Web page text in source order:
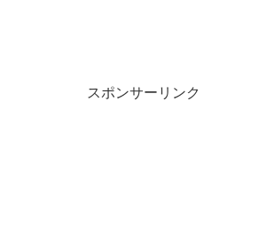
スポンサーリンク